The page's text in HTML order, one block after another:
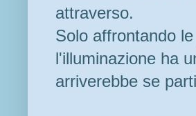
attraverso.
Solo affrontando
l'illuminazione ha
arriverebbe se